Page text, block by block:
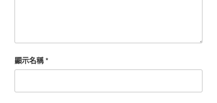
顯示名稱*